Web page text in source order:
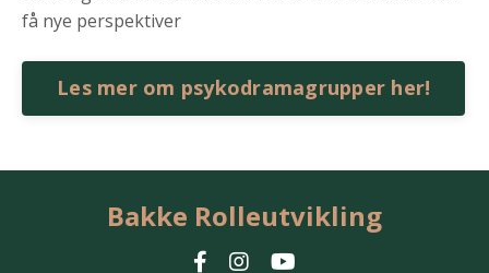
få nye perspektiver
Les mer om psykodramagrupper her!
Bakke Rolleutvikling